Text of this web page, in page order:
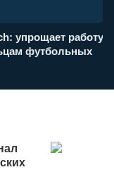
упрощает работу
футбольных